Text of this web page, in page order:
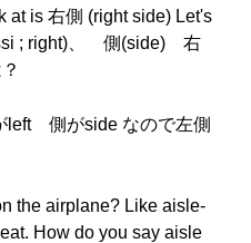
at is 右側 (right side) Let's
; right)、 側(side) 右
側がside なので左側
the airplane? Like aisle-
How do you say aisle